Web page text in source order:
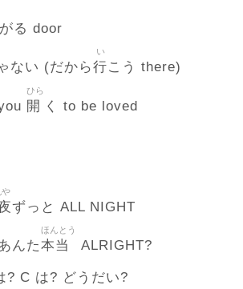
がる door
ない (だから行
い
こう there)
開
ひら
く to be loved
や
ずっと ALL NIGHT
んた本当
ほんとう
ALRIGHT?
? C は? どうだい?